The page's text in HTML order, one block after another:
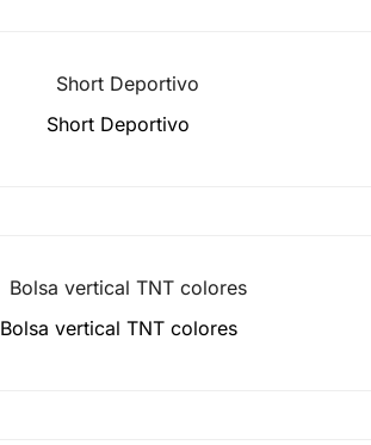
Short Deportivo
Bolsa vertical TNT colores